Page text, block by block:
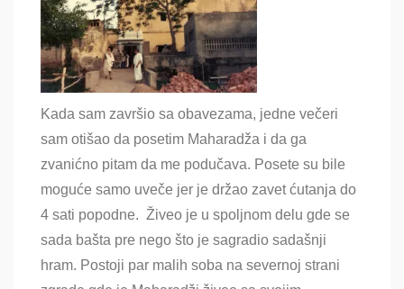
Kada sam završio sa obavezama, jedne večeri
sam otišao da posetim Maharadža i da ga
zvanićno pitam da me podučava. Posete su bile
moguće samo uveče jer je držao zavet ćutanja do
4 sati popodne. Živeo je u spoljnom delu gde se
sada bašta pre nego što je sagradio sadašnji
hram. Postoji par malih soba na severnoj strani